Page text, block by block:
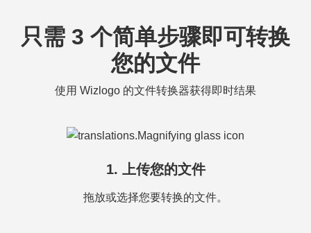
只需 3 个简单步骤即可转换
您的文件
使用 Wizlogo 的文件转换器获得即时结果
1. 上传您的文件
拖放或选择您要转换的文件。